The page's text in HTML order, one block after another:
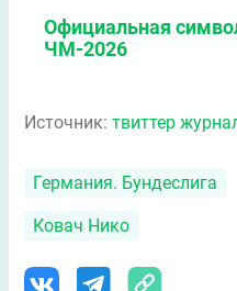
Официальная
ЧМ-2026
Источник: твиттер
Германия. Бундеслига
Ковач Нико